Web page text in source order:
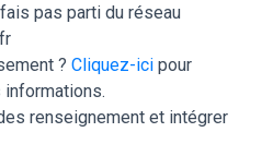
pas parti du réseau
? Cliquez-ici pour
renseignement et intégrer